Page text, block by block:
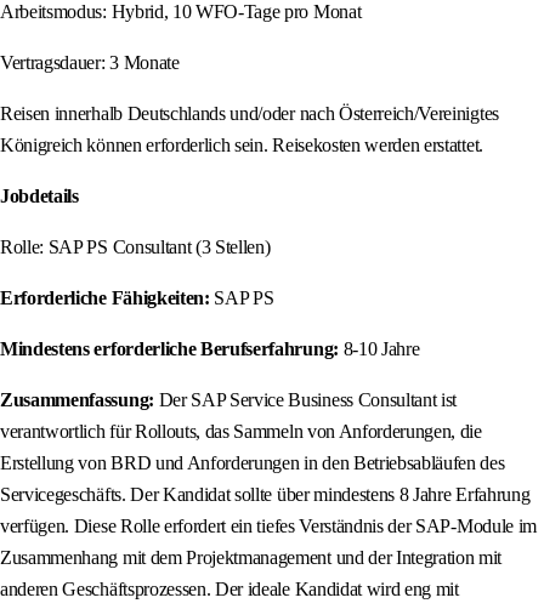
Arbeitsmodus: Hybrid, 10 WFO-Tage pro Monat
Vertragsdauer: 3 Monate
Reisen innerhalb Deutschlands und/oder nach Österreich/Vereinigtes
Königreich können erforderlich sein. Reisekosten werden erstattet.
Jobdetails
Rolle: SAP PS Consultant (3 Stellen)
Erforderliche Fähigkeiten: SAP PS
Mindestens erforderliche Berufserfahrung: 8-10 Jahre
Zusammenfassung: Der SAP Service Business Consultant ist
verantwortlich für Rollouts, das Sammeln von Anforderungen, die
Erstellung von BRD und Anforderungen in den Betriebsabläufen des
Servicegeschäfts. Der Kandidat sollte über mindestens 8 Jahre Erfahrung
verfügen. Diese Rolle erfordert ein tiefes Verständnis der SAP-Module im
Zusammenhang mit dem Projektmanagement und der Integration mit
anderen Geschäftsprozessen. Der ideale Kandidat wird eng mit